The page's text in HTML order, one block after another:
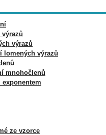
výrazů
výrazů
lomených výrazů
mnohočlenů
exponentem
ze vzorce